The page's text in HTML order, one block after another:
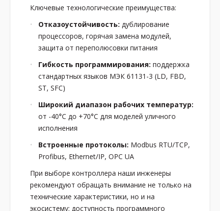
Ключевые технологические преимущества:
Отказоустойчивость: дублирование
процессоров, горячая замена модулей,
защита от переполюсовки питания
Гибкость программирования: поддержка
стандартных языков МЭК 61131-3 (LD, FBD,
ST, SFC)
Широкий диапазон рабочих температур:
от -40°C до +70°C для моделей уличного
исполнения
Встроенные протоколы: Modbus RTU/TCP,
Profibus, Ethernet/IP, OPC UA
При выборе контроллера наши инженеры
рекомендуют обращать внимание не только на
технические характеристики, но и на
экосистему: доступность программного